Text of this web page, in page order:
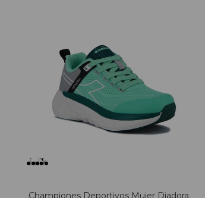
Championes Deportivos Mujer Diadora